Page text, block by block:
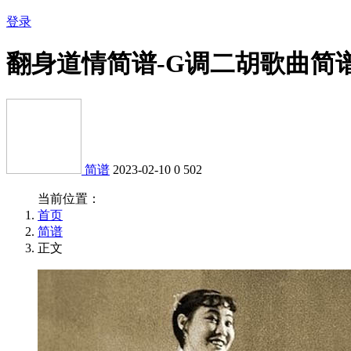
登录
翻身道情简谱-G调二胡歌曲简
简谱 2023-02-10 0 502
当前位置：
首页
简谱
正文